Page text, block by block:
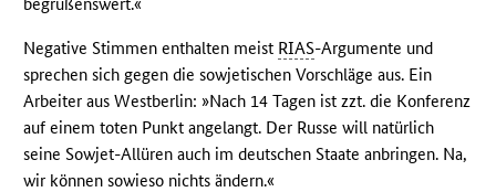
Negative Stimmen enthalten meist RIAS-Argumente und
sprechen sich gegen die sowjetischen Vorschläge aus. Ein
Arbeiter aus Westberlin: »Nach 14 Tagen ist zzt. die Konferenz
auf einem toten Punkt angelangt. Der Russe will natürlich
seine Sowjet-Allüren auch im deutschen Staate anbringen. Na,
wir können sowieso nichts ändern.«